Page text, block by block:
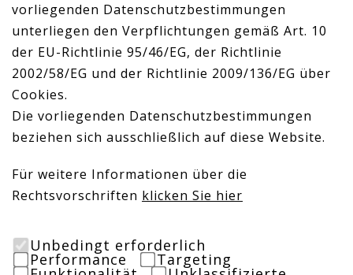
vorliegenden Datenschutzbestimmungen
unterliegen den Verpflichtungen gemäß Art. 10
der EU-Richtlinie 95/46/EG, der Richtlinie
2002/58/EG und der Richtlinie 2009/136/EG über
Cookies.
Die vorliegenden Datenschutzbestimmungen
beziehen sich ausschließlich auf diese Website.
Für weitere Informationen über die
Rechtsvorschriften klicken Sie hier
Unbedingt erforderlich
Performance Targeting